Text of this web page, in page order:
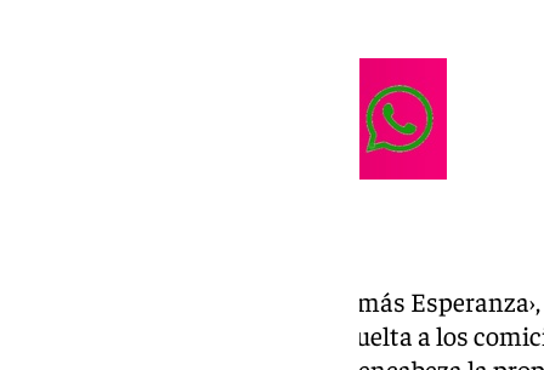
Bajo el lema, ‹Más Hermandad, más
hermano mayor, Guillermo Revuelta a los